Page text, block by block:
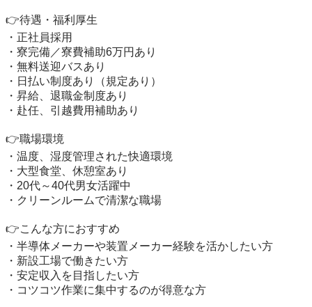
👉待遇・福利厚生
・正社員採用
・寮完備／寮費補助6万円あり
・無料送迎バスあり
・日払い制度あり（規定あり）
・昇給、退職金制度あり
・赴任、引越費用補助あり
👉職場環境
・温度、湿度管理された快適環境
・大型食堂、休憩室あり
・20代～40代男女活躍中
・クリーンルームで清潔な職場
👉こんな方におすすめ
・半導体メーカーや装置メーカー経験を活かしたい方
・新設工場で働きたい方
・安定収入を目指したい方
・コツコツ作業に集中するのが得意な方